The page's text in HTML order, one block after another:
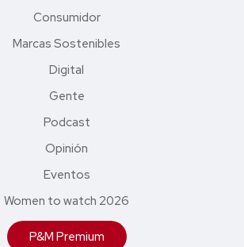
Consumidor
Marcas Sostenibles
Digital
Gente
Podcast
Opinión
Eventos
Women to watch 2026
P&M Premium